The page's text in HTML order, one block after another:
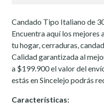
Candado Tipo Italiano de
Encuentra aquí los mejores
tu hogar, cerraduras,
Calidad garantizada al
a $199.900 el valor del
estás en Sincelejo podrás
Características: